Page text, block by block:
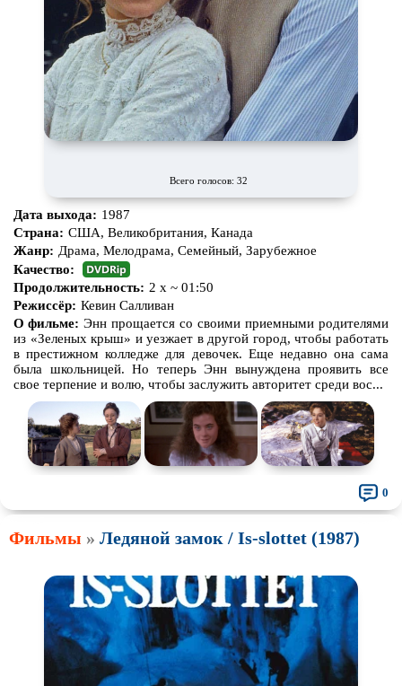
Всего голосов: 32
Дата выхода: 1987
Страна: США, Великобритания, Канада
Жанр: Драма, Мелодрама, Семейный, Зарубежное
Качество:
Продолжительность: 2 x ~ 01:50
Режиссёр: Кевин Салливан
О фильме: Энн прощается со своими приемными родителями
из «Зеленых крыш» и уезжает в другой город, чтобы работать
в престижном колледже для девочек. Еще недавно она сама
была школьницей. Но теперь Энн вынуждена проявить все
свое терпение и волю, чтобы заслужить авторитет среди вос...
0
Фильмы » Ледяной замок / Is-slottet (1987)